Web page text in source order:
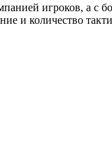
игроков, а
и количество